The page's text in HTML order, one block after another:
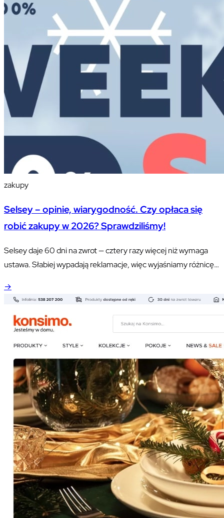
zakupy
Selsey – opinie, wiarygodność. Czy opłaca się
robić zakupy w 2026? Sprawdziliśmy!
Selsey daje 60 dni na zwrot — cztery razy więcej niż wymaga
ustawa. Słabiej wypadają reklamacje, więc wyjaśniamy różnicę
wynika z ustawy, trwa 2 lata i w pierwszym roku to sprzedawca
→